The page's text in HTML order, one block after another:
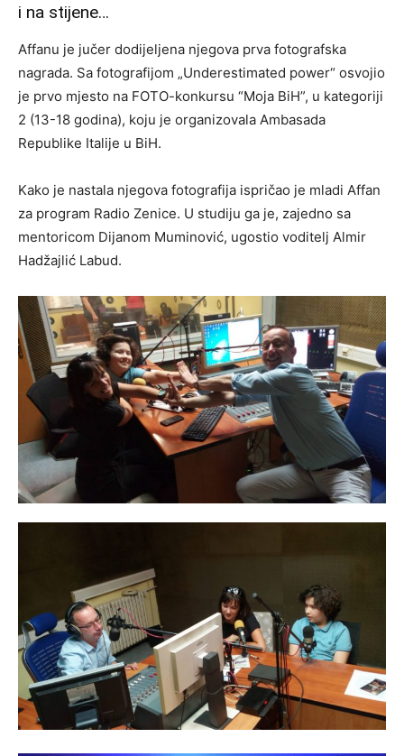
i na stijene…
Affanu je jučer dodijeljena njegova prva fotografska
nagrada. Sa fotografijom „Underestimated power“ osvojio
je prvo mjesto na FOTO-konkursu “Moja BiH”, u kategoriji
2 (13-18 godina), koju je organizovala Ambasada
Republike Italije u BiH.
Kako je nastala njegova fotografija ispričao je mladi Affan
za program Radio Zenice. U studiju ga je, zajedno sa
mentoricom Dijanom Muminović, ugostio voditelj Almir
Hadžajlić Labud.